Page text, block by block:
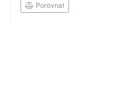
Porovnat